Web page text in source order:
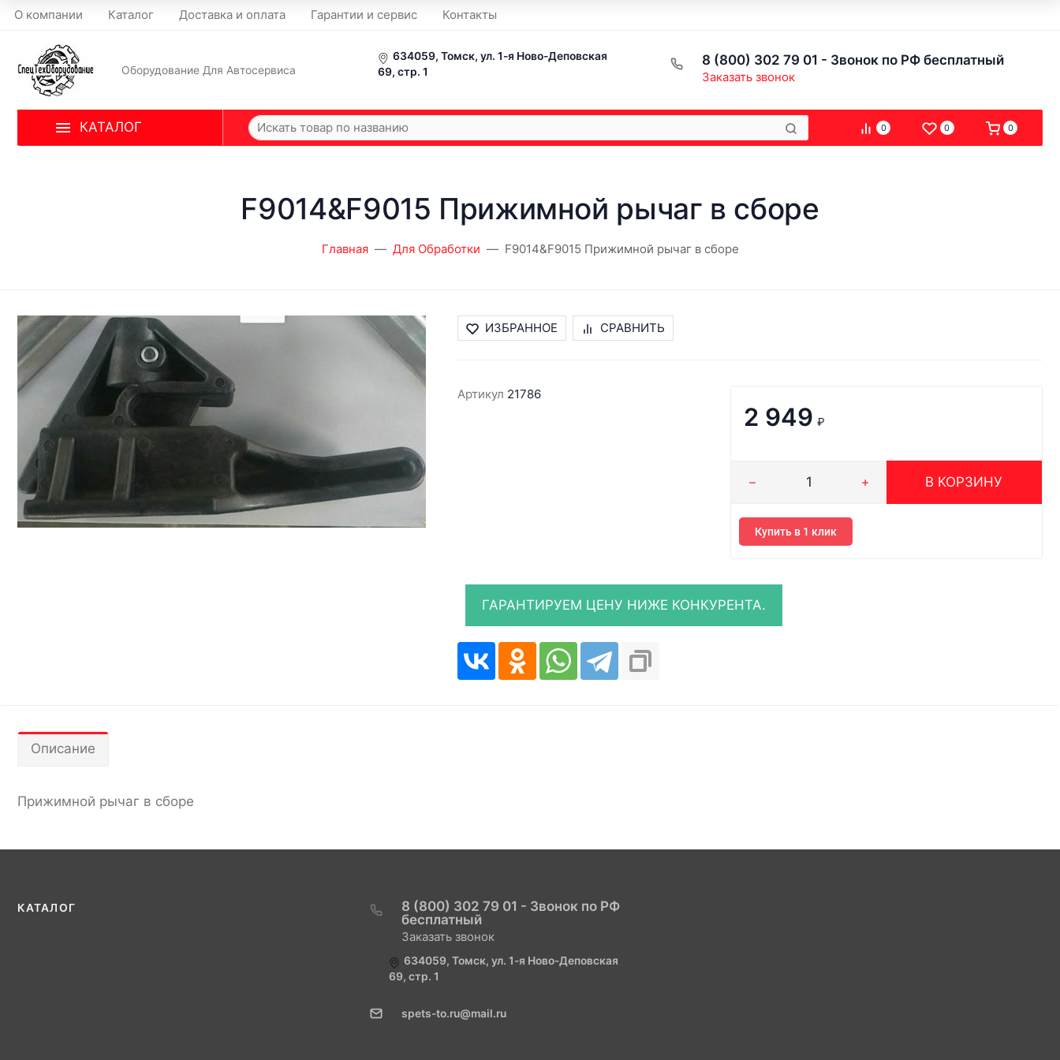
О компании Каталог Доставка и оплата Гарантии и сервис Контакты
Оборудование Для Автосервиса
634059, Томск, ул. 1-я Ново-Деповская
69, стр. 1
8 (800) 302 79 01 - Звонок по РФ бесплатный
Заказать звонок
КАТАЛОГ 0 0 0
F9014&F9015 Прижимной рычаг в сборе
Главная Для Обработки F9014&F9015 Прижимной рычаг в сборе
ИЗБРАННОЕ СРАВНИТЬ
Артикул 21786
2 949 ₽
В КОРЗИНУ
Купить в 1 клик
Описание
Прижимной рычаг в сборе
КАТАЛОГ
8 (800) 302 79 01 - Звонок по РФ
бесплатный
Заказать звонок
634059, Томск, ул. 1-я Ново-Деповская
69, стр. 1
spets-to.ru@mail.ru